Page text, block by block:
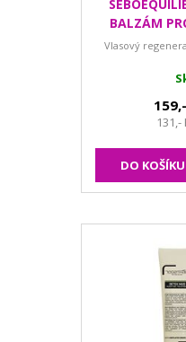
BALZÁM
Vlasový
131,-
DO KOŠÍKU